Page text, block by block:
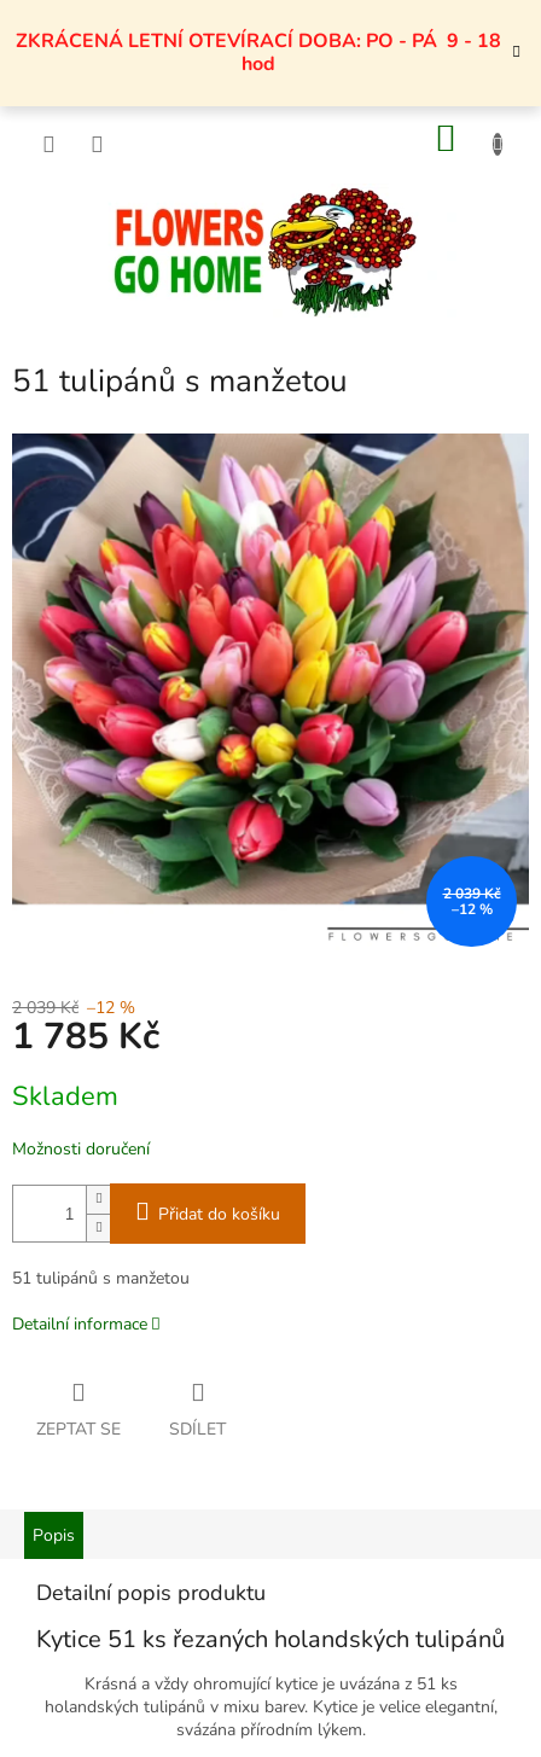
naZKRÁCENÁ LETNÍ OTEVÍRACÍ DOBA: PO - PÁ 9 - 18
hod
51 tulipánů s manžetou
2 039 Kč
–12 %
2 039 Kč –12 %
1 785 Kč
cena:
Skladem
Možnosti doručení
Přidat do košíku
51 tulipánů s manžetou
Detailní informace
ZEPTAT SE SDÍLET
Popis
Detailní popis produktu
Kytice 51 ks řezaných holandských tulipánů
Krásná a vždy ohromující kytice je uvázána z 51 ks
holandských tulipánů v mixu barev. Kytice je velice elegantní,
svázána přírodním lýkem.